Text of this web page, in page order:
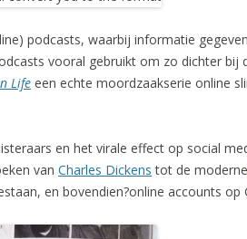
podcasts, waarbij informatie
vooral gebruikt om zo dichter bij
Life een echte moordzaakserie online
en het virale effect op social
van Charles Dickens tot de moderne
en bovendien?online accounts